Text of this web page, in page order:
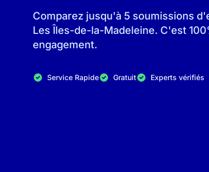
Comparez jusqu'à 5 soumissions
Les Îles-de-la-Madeleine. C'est
engagement.
Service Rapide Gratuit Experts vérifiés